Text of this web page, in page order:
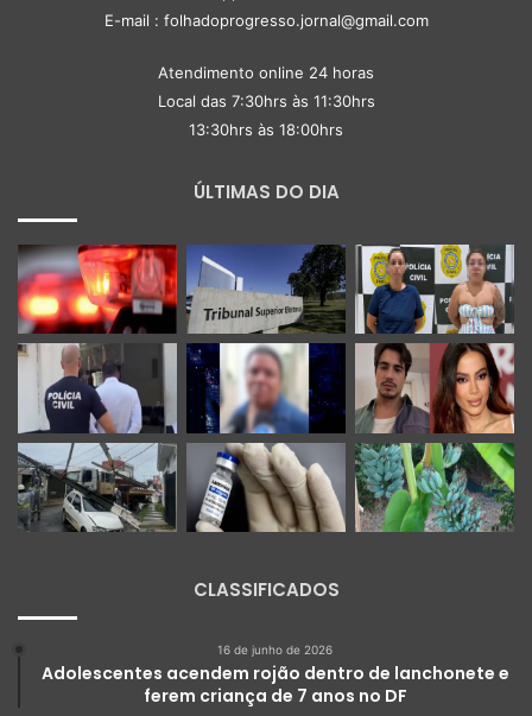
E-mail : folhadoprogresso.jornal@gmail.com
Atendimento online 24 horas
Local das 7:30hrs às 11:30hrs
13:30hrs às 18:00hrs
ÚLTIMAS DO DIA
CLASSIFICADOS
16 de junho de 2026
Adolescentes acendem rojão dentro de lanchonete e
ferem criança de 7 anos no DF